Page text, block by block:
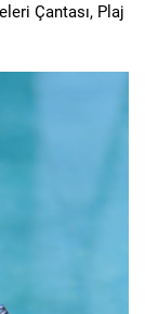
Çantası, Plaj